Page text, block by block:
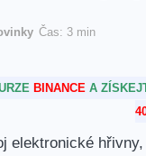
Čas: 3 min
BINANCEA
elektronické